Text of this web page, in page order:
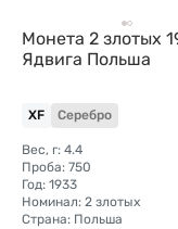
Монета 2 злотых
Ядвига Польша
XF Серебро
Вес, г: 4.4
Проба: 750
Год: 1933
Номинал: 2 злотых
Страна: Польша